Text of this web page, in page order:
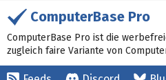
ComputerBase Pro
ComputerBase Pro ist die
zugleich faire Variante von